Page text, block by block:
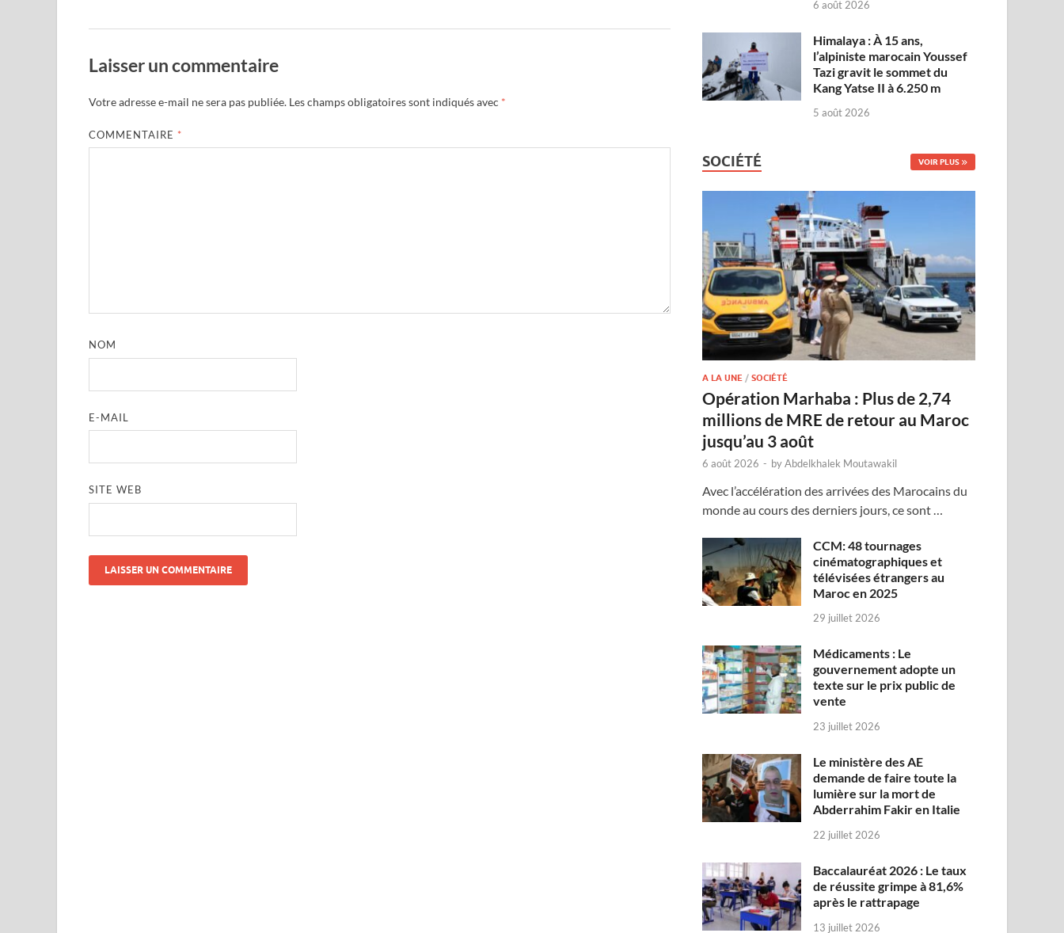
Laisser un commentaire
Votre adresse e-mail ne sera pas publiée. Les champs obligatoires sont indiqués avec *
COMMENTAIRE *
NOM
E-MAIL
SITE WEB
6 août 2026
Himalaya : À 15 ans,
l’alpiniste marocain Youssef
Tazi gravit le sommet du
Kang Yatse II à 6.250 m
5 août 2026
SOCIÉTÉ VOIR PLUS
A LA UNE /SOCIÉTÉ
Opération Marhaba : Plus de 2,74
millions de MRE de retour au Maroc
jusqu’au 3 août
6 août 2026 - byAbdelkhalek Moutawakil
Avec l’accélération des arrivées des Marocains du
monde au cours des derniers jours, ce sont …
CCM: 48 tournages
cinématographiques et
télévisées étrangers au
Maroc en 2025
29 juillet 2026
Médicaments : Le
gouvernement adopte un
texte sur le prix public de
vente
23 juillet 2026
Le ministère des AE
demande de faire toute la
lumière sur la mort de
Abderrahim Fakir en Italie
22 juillet 2026
Baccalauréat 2026 : Le taux
de réussite grimpe à 81,6%
après le rattrapage
13 juillet 2026